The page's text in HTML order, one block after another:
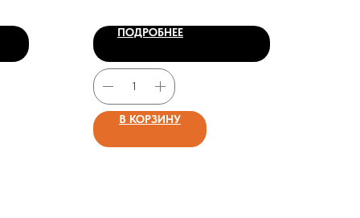
ПОДРОБНЕЕ
В КОРЗИНУ